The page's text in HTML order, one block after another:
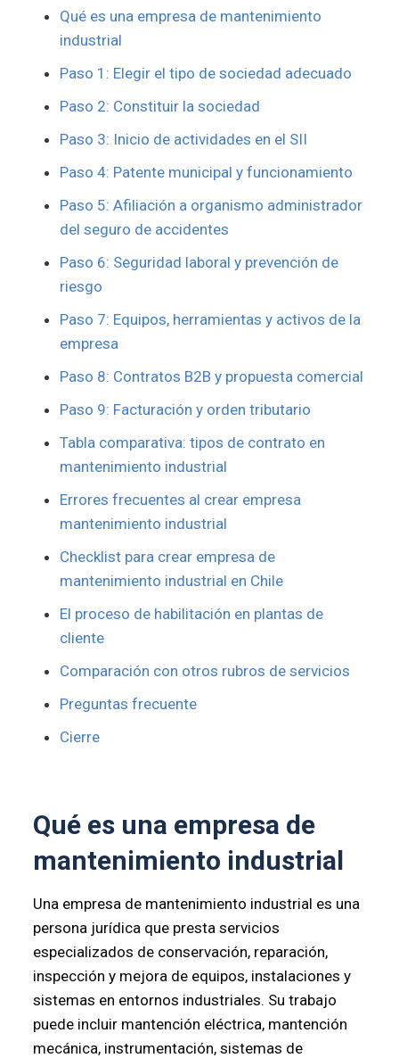
Qué es una empresa de mantenimiento
industrial
Paso 1: Elegir el tipo de sociedad adecuado
Paso 2: Constituir la sociedad
Paso 3: Inicio de actividades en el SII
Paso 4: Patente municipal y funcionamiento
Paso 5: Afiliación a organismo administrador
del seguro de accidentes
Paso 6: Seguridad laboral y prevención de
riesgo
Paso 7: Equipos, herramientas y activos de la
empresa
Paso 8: Contratos B2B y propuesta comercial
Paso 9: Facturación y orden tributario
Tabla comparativa: tipos de contrato en
mantenimiento industrial
Errores frecuentes al crear empresa
mantenimiento industrial
Checklist para crear empresa de
mantenimiento industrial en Chile
El proceso de habilitación en plantas de
cliente
Comparación con otros rubros de servicios
Preguntas frecuente
Cierre
Qué es una empresa de
mantenimiento industrial
Una empresa de mantenimiento industrial es una
persona jurídica que presta servicios
especializados de conservación, reparación,
inspección y mejora de equipos, instalaciones y
sistemas en entornos industriales. Su trabajo
puede incluir mantención eléctrica, mantención
mecánica, instrumentación, sistemas de